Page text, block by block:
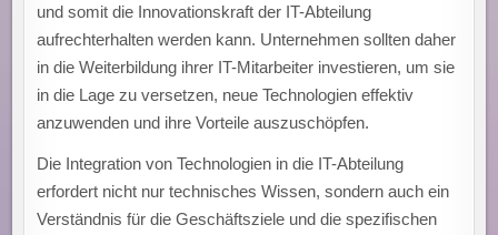
und somit die Innovationskraft der IT-Abteilung
aufrechterhalten werden kann. Unternehmen sollten daher
in die Weiterbildung ihrer IT-Mitarbeiter investieren, um sie
in die Lage zu versetzen, neue Technologien effektiv
anzuwenden und ihre Vorteile auszuschöpfen.
Die Integration von Technologien in die IT-Abteilung
erfordert nicht nur technisches Wissen, sondern auch ein
Verständnis für die Geschäftsziele und die spezifischen